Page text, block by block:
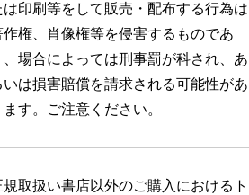
は印刷等をして販売・配布する行為は
作権、肖像権等を侵害するものであ
、場合によっては刑事罰が科され、あ
いは損害賠償を請求される可能性があ
ます。ご注意ください。
規取扱い書店以外のご購入におけるト